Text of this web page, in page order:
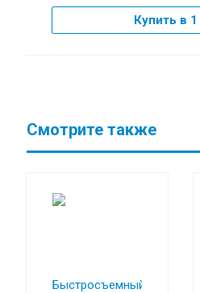
Купить в 1
Смотрите также